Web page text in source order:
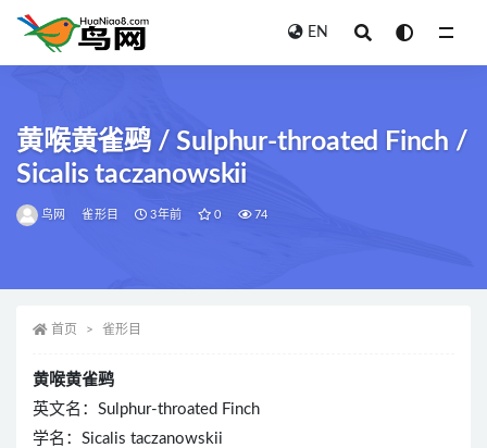
EN
黄喉黄雀鹀 / Sulphur-throated Finch /
Sicalis taczanowskii
鸟网 雀形目 3年前 0 74
首页 雀形目
黄喉黄雀鹀
英文名：Sulphur-throated Finch
学名：Sicalis taczanowskii